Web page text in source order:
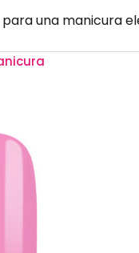
una manicura